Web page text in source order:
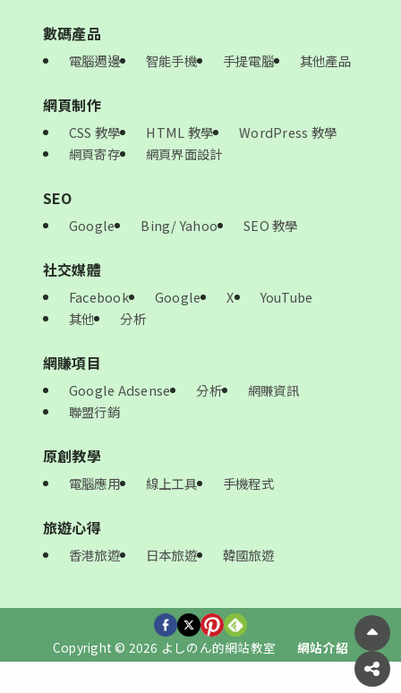
數碼產品
電腦週邊 智能手機 手提電腦 其他產品
網頁制作
CSS 教學 HTML 教學
WordPress 教學
網頁寄存
網頁界面設計
SEO
Google Bing/ Yahoo SEO 教學
社交媒體
Facebook Google X
YouTube
其他
分析
網賺項目
Google Adsense 分析
網賺資訊
聯盟行銷
原創教學
電腦應用 線上工具 手機程式
旅遊心得
香港旅遊 日本旅遊 韓國旅遊
Copyright © 2026 よしのん的網站教室 網站介紹